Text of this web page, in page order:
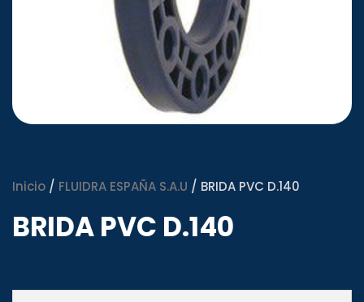
Inicio / FLUIDRA ESPAÑA S.A.U / BRIDA PVC D.140
BRIDA PVC D.140